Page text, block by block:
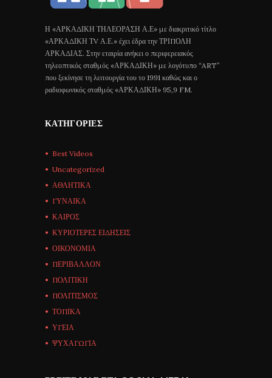
Η «ΑΡΚΑΔΙΚΗ ΤΗΛΕΟΡΑΣΗ Α.Ε» με διακριτικό τίτλο
«ΑΡΚΑΔΙΚΗ ΤV Α.Ε.» έχει έδρα την ΤΡΙΠΟΛΗ
ΑΡΚΑΔΙΑΣ. Στην εταιρία ανήκει ο περιφερειακός
τηλεοπτικός σταθμός «ΑΡΚΑΔΙΚΗ» με λογότυπο “ART”
που ξεκίνησε τη λειτουργία του το 1991 καθώς και ο
ραδιοφωνικός σταθμός «ΑΡΚΑΔΙΚΗ» 95,9 FM.
ΚΑΤΗΓΟΡΊΕΣ
Best Videos
Uncategorized
ΑΘΛΗΤΙΚΑ
ΓΥΝΑΙΚΑ
ΚΑΙΡΟΣ
ΚΥΡΙΟΤΕΡΕΣ ΕΙΔΗΣΕΙΣ
ΟΙΚΟΝΟΜΙΑ
ΠΕΡΙΒΑΛΛΟΝ
ΠΟΛΙΤΙΚΗ
ΠΟΛΙΤΙΣΜΟΣ
ΤΟΠΙΚΑ
ΥΓΕΙΑ
ΨΥΧΑΓΩΓΙΑ